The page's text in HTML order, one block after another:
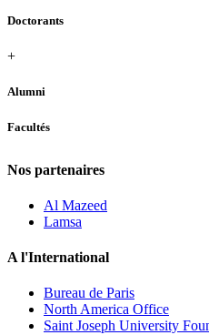
Doctorants
+
Alumni
Facultés
Nos partenaires
Al Mazeed
Lamsa
A l'International
Bureau de Paris
North America Office
Saint Joseph University